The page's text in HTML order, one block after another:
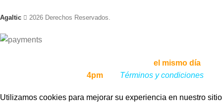
Agaltic 2026 Derechos Reservados.
el mismo día, si lo
4pm, Términos y condiciones
Utilizamos cookies para mejorar su experiencia en nuestro sitio